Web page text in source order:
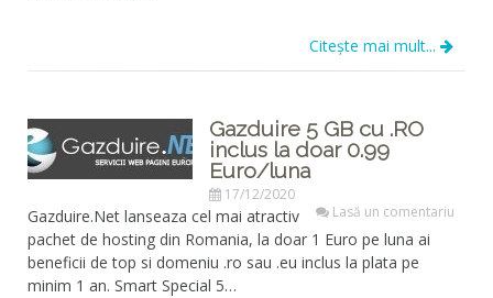
Citește mai mult...
Gazduire 5 GB cu .RO
inclus la doar 0.99
Euro/luna
17/12/2020
Lasă un comentariu
Gazduire.Net lanseaza cel mai atractiv
pachet de hosting din Romania, la doar 1 Euro pe luna ai
beneficii de top si domeniu .ro sau .eu inclus la plata pe
minim 1 an. Smart Special 5…